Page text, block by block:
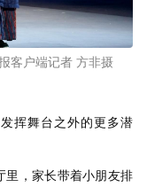
客户端记者 方非摄
挥舞台之外的更多潜
里，家长带着小朋友排